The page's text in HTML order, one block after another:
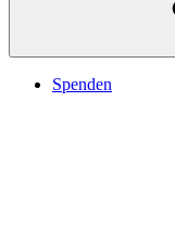
Spenden